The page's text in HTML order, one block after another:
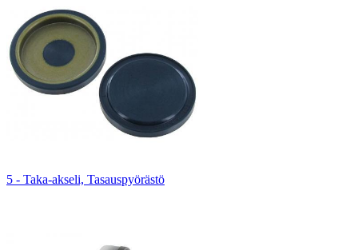
5 - Taka-akseli, Tasauspyörästö